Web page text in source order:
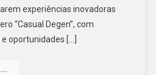
experiências inovadoras
“Casual Degen”, com
oportunidades […]